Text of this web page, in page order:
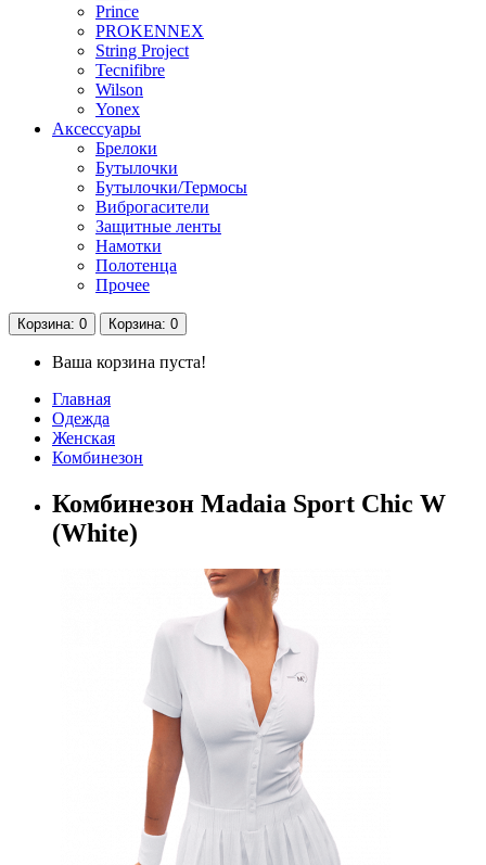
Prince
PROKENNEX
String Project
Tecnifibre
Wilson
Yonex
Аксессуары
Брелоки
Бутылочки
Бутылочки/Термосы
Виброгасители
Защитные ленты
Намотки
Полотенца
Прочее
Корзина: 0 Корзина: 0
Ваша корзина пуста!
Главная
Одежда
Женская
Комбинезон
Комбинезон Madaia Sport Chic W
(White)